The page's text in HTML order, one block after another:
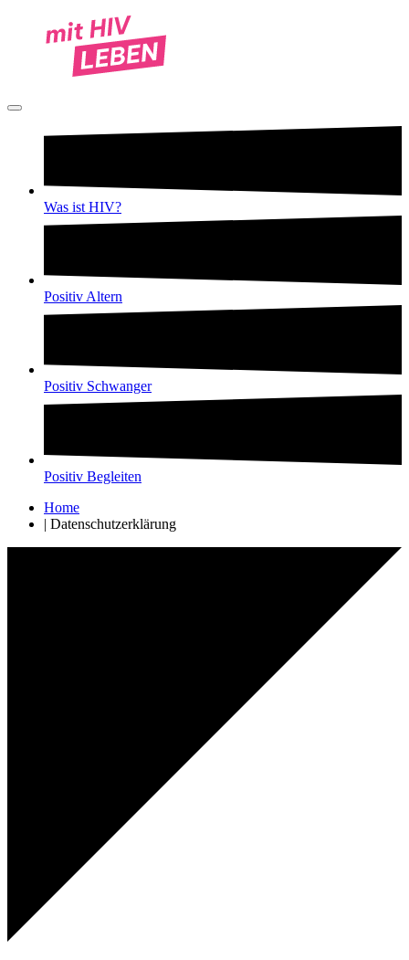
Was ist HIV?
Positiv Altern
Positiv Schwanger
Positiv Begleiten
Home
| Datenschutzerklärung